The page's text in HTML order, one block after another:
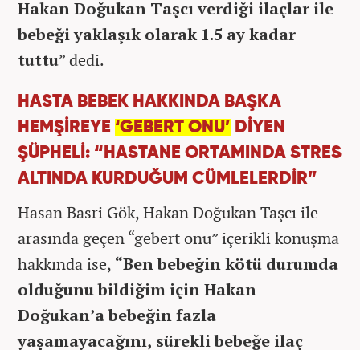
Hakan Doğukan Taşcı verdiği ilaçlar ile
bebeği yaklaşık olarak 1.5 ay kadar
tuttu” dedi.
HASTA BEBEK HAKKINDA BAŞKA
HEMŞİREYE ‘GEBERT ONU’ DİYEN
ŞÜPHELİ: “HASTANE ORTAMINDA STRES
ALTINDA KURDUĞUM CÜMLELERDİR”
Hasan Basri Gök, Hakan Doğukan Taşcı ile
arasında geçen “gebert onu” içerikli konuşma
hakkında ise, “Ben bebeğin kötü durumda
olduğunu bildiğim için Hakan
Doğukan’a bebeğin fazla
yaşamayacağını, sürekli bebeğe ilaç